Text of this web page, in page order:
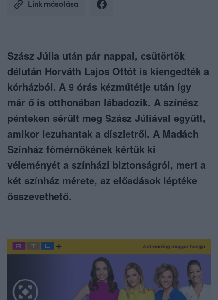
Link másolása
Szász Júlia után pár nappal, csütörtök
délután Horváth Lajos Ottót is kiengedték a
kórházból. A 9 órás kézműtétje után így
már ő is otthonában lábadozik. A színész
pénteken sérült meg Szász Júliával együtt,
amikor lezuhantak a díszletről. A Madách
Színház főmérnökének kértük ki
véleményét a színházi biztonságról, mert a
két színház mérete, az előadások léptéke
összevethető.